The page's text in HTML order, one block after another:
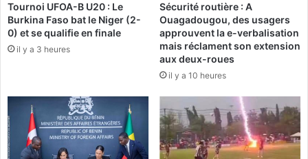
u
r
k
i
e
l
a
C
I
r
i
s
Tournoi UFOA-B U20 : Le
Burkina Faso bat le Niger (2-
0) et se qualifie en finale
il y a 3 heures
Sécurité routière : A
Ouagadougou, des usagers
approuvent la e-verbalisation
mais réclament son extension
aux deux-roues
il y a 10 heures